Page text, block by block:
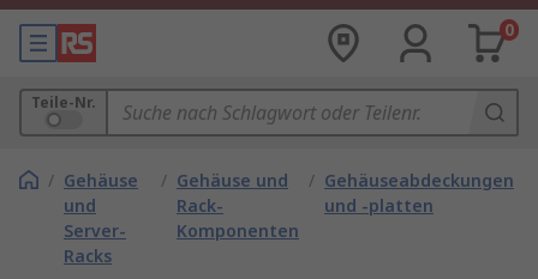
0
Teile-Nr.
/ Gehäuse
und
Server-
Racks
/ Gehäuse und
Rack-
Komponenten
/ Gehäuseabdeckungen
und -platten